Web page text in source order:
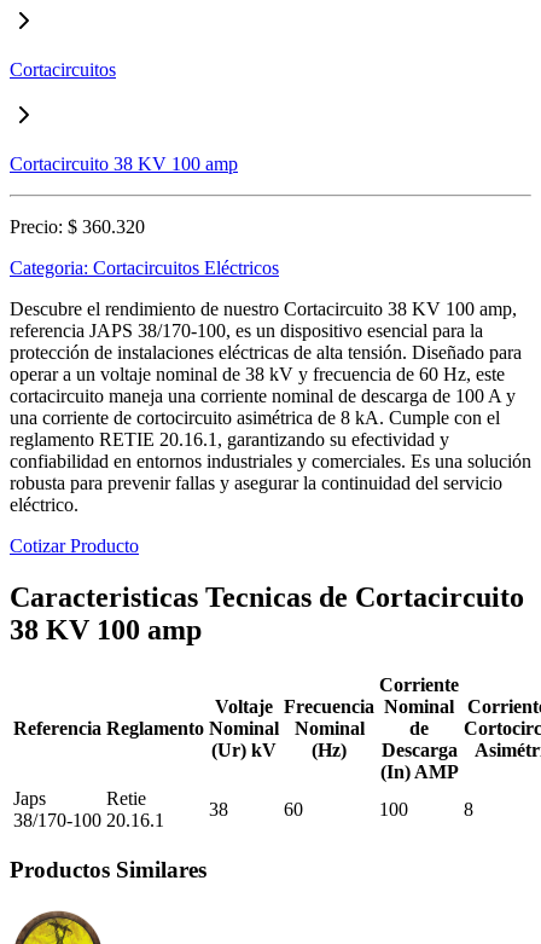
Cortacircuitos
Cortacircuito 38 KV 100 amp
Precio: $ 360.320
Categoria: Cortacircuitos Eléctricos
Descubre el rendimiento de nuestro Cortacircuito 38 KV 100 amp,
referencia JAPS 38/170-100, es un dispositivo esencial para la
protección de instalaciones eléctricas de alta tensión. Diseñado para
operar a un voltaje nominal de 38 kV y frecuencia de 60 Hz, este
cortacircuito maneja una corriente nominal de descarga de 100 A y
una corriente de cortocircuito asimétrica de 8 kA. Cumple con el
reglamento RETIE 20.16.1, garantizando su efectividad y
confiabilidad en entornos industriales y comerciales. Es una solución
robusta para prevenir fallas y asegurar la continuidad del servicio
eléctrico.
Cotizar Producto
Caracteristicas Tecnicas de Cortacircuito
38 KV 100 amp
Referencia Reglamento
Voltaje
Nominal
(Ur) kV
Frecuencia
Nominal
(Hz)
Corriente
Nominal
de
Descarga
(In) AMP
Japs
38/170-100
Retie
20.16.1
38 60 100 8
Productos Similares